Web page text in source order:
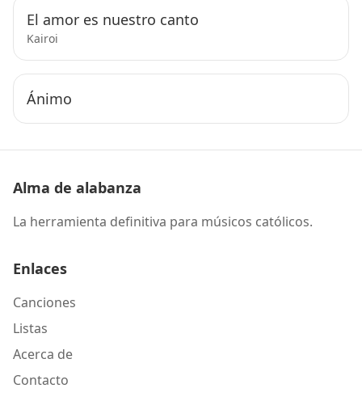
El amor es nuestro canto
Kairoi
Ánimo
Alma de alabanza
La herramienta definitiva para músicos católicos.
Enlaces
Canciones
Listas
Acerca de
Contacto